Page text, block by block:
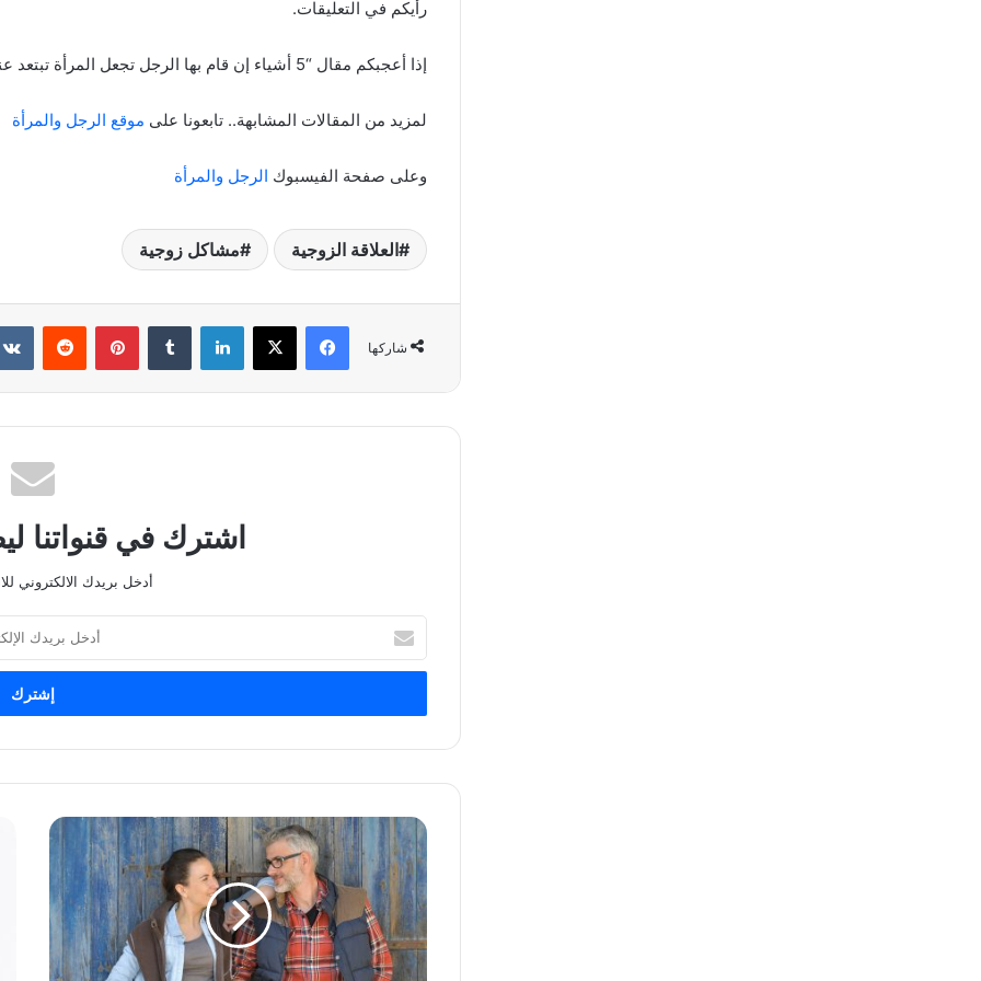
رأيكم في التعليقات.
إذا أعجبكم مقال “5 أشياء إن قام بها الرجل تجعل المرأة تبتعد عنه فوراً” لا تترددوا في نشره.
لمزيد من المقالات المشابهة.. تابعونا على موقع الرجل والمرأة
وعلى صفحة الفيسبوك الرجل والمرأة
العلاقة الزوجية مشاكل زوجية
شاركها
فيسبوك X لينكدإن بينتيريست
اشترك في قنواتنا
أدخل بريدك الالكتروني
بريدك
الإلكتروني